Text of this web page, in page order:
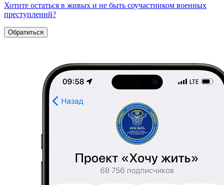
Хотите остаться в живых и не быть соучастником военных
преступлений?
Обратиться